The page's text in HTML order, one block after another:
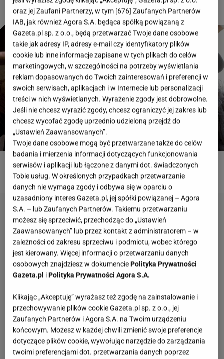
ROZWIĄŻ QUIZ
oraz jej Zaufani Partnerzy, w tym [676] Zaufanych Partnerów
IAB, jak również Agora S.A. będąca spółką powiązaną z
Gazeta.pl sp. z o.o., będą przetwarzać Twoje dane osobowe
takie jak adresy IP, adresy e-mail czy identyfikatory plików
cookie lub inne informacje zapisane w tych plikach do celów
marketingowych, w szczególności na potrzeby wyświetlania
reklam dopasowanych do Twoich zainteresowań i preferencji w
swoich serwisach, aplikacjach i w Internecie lub personalizacji
treści w nich wyświetlanych. Wyrażenie zgody jest dobrowolne.
Jeśli nie chcesz wyrazić zgody, chcesz ograniczyć jej zakres lub
chcesz wycofać zgodę uprzednio udzieloną przejdź do
„Ustawień Zaawansowanych”.
Twoje dane osobowe mogą być przetwarzane także do celów
badania i mierzenia informacji dotyczących funkcjonowania
serwisów i aplikacji lub łączone z danymi dot. świadczonych
Tobie usług. W określonych przypadkach przetwarzanie
danych nie wymaga zgody i odbywa się w oparciu o
uzasadniony interes Gazeta.pl, jej spółki powiązanej – Agora
S.A. – lub Zaufanych Partnerów. Takiemu przetwarzaniu
możesz się sprzeciwić, przechodząc do „Ustawień
Zaawansowanych” lub przez kontakt z administratorem – w
zależności od zakresu sprzeciwu i podmiotu, wobec którego
jest kierowany. Więcej informacji o przetwarzaniu danych
osobowych znajdziesz w dokumencie Polityka Prywatności
Gazeta.pl i Polityka Prywatności Agora S.A.
Klikając „Akceptuję” wyrażasz też zgodę na zainstalowanie i
przechowywanie plików cookie Gazeta.pl sp. z o.o., jej
Zaufanych Partnerów i Agora S.A. na Twoim urządzeniu
końcowym. Możesz w każdej chwili zmienić swoje preferencje
dotyczące plików cookie, wywołując narzędzie do zarządzania
twoimi preferencjami dot. przetwarzania danych poprzez